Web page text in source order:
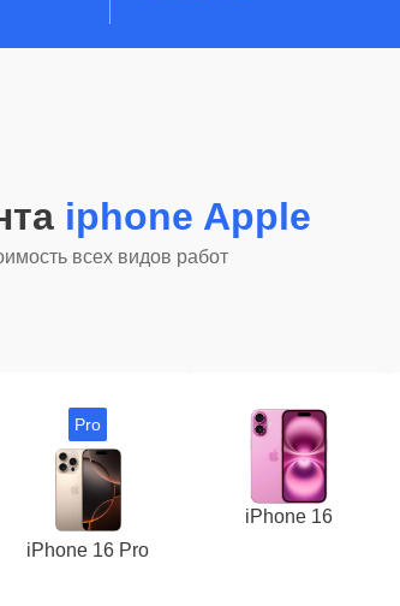
iphone Apple
всех видов работ
Pro
iPhone 16 Pro
iPhone 16